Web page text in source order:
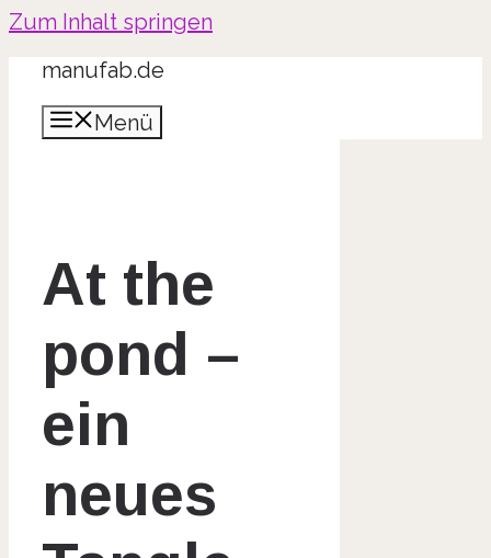
Zum Inhalt springen
manufab.de
Menü
At the
pond –
ein
neues